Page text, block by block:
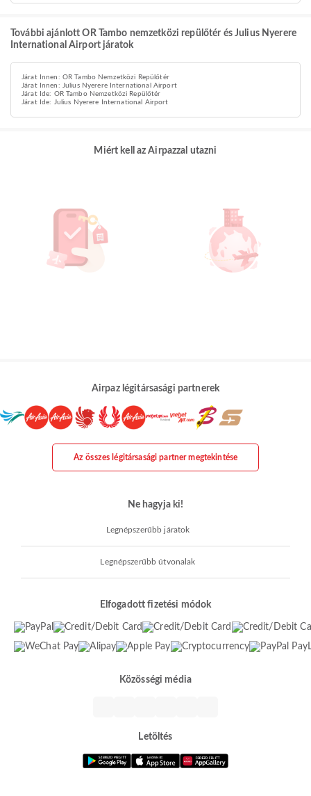
További ajánlott OR Tambo nemzetközi repülőtér és Julius Nyerere
International Airport járatok
Járat Innen: OR Tambo Nemzetközi Repülőtér
Járat Innen: Julius Nyerere International Airport
Járat Ide: OR Tambo Nemzetközi Repülőtér
Járat Ide: Julius Nyerere International Airport
Miért kell az Airpazzal utazni
Airpaz légitársasági partnerek
Az összes légitársasági partner megtekintése
Ne hagyja ki!
Legnépszerűbb járatok
Legnépszerűbb útvonalak
Elfogadott fizetési módok
Közösségi média
Letöltés